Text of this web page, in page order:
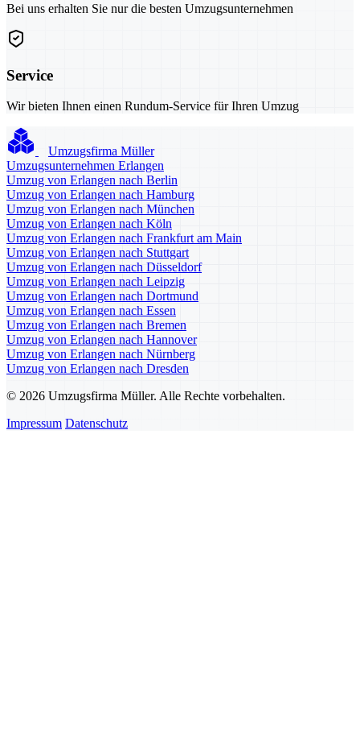
Bei uns erhalten Sie nur die besten Umzugsunternehmen
Service
Wir bieten Ihnen einen Rundum-Service für Ihren Umzug
Umzugsfirma Müller
Umzugsunternehmen Erlangen
Umzug von Erlangen nach Berlin
Umzug von Erlangen nach Hamburg
Umzug von Erlangen nach München
Umzug von Erlangen nach Köln
Umzug von Erlangen nach Frankfurt am Main
Umzug von Erlangen nach Stuttgart
Umzug von Erlangen nach Düsseldorf
Umzug von Erlangen nach Leipzig
Umzug von Erlangen nach Dortmund
Umzug von Erlangen nach Essen
Umzug von Erlangen nach Bremen
Umzug von Erlangen nach Hannover
Umzug von Erlangen nach Nürnberg
Umzug von Erlangen nach Dresden
© 2026 Umzugsfirma Müller. Alle Rechte vorbehalten.
Impressum Datenschutz